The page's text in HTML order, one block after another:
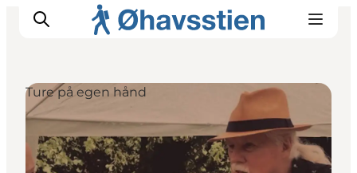
Inspiration
Vandreruter
Ture på egen hånd